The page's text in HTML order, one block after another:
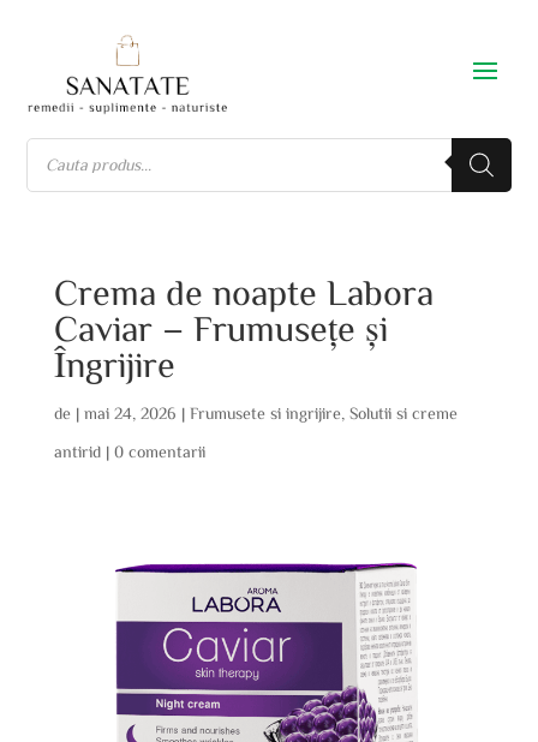
Crema de noapte Labora
Caviar – Frumusețe și
Îngrijire
de | mai 24, 2026 | Frumusete si ingrijire, Solutii si creme
antirid| 0 comentarii